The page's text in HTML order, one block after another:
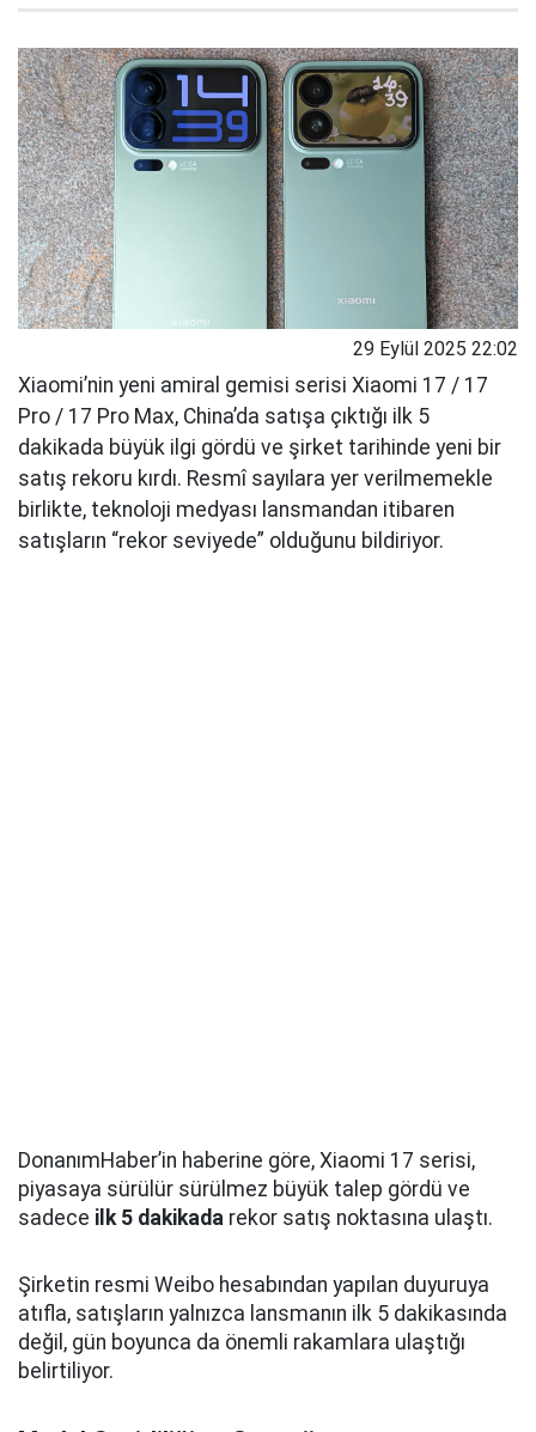
29 Eylül 2025 22:02
Xiaomi’nin yeni amiral gemisi serisi Xiaomi 17 / 17
Pro / 17 Pro Max, China’da satışa çıktığı ilk 5
dakikada büyük ilgi gördü ve şirket tarihinde yeni bir
satış rekoru kırdı. Resmî sayılara yer verilmemekle
birlikte, teknoloji medyası lansmandan itibaren
satışların “rekor seviyede” olduğunu bildiriyor.
DonanımHaber’in haberine göre, Xiaomi 17 serisi,
piyasaya sürülür sürülmez büyük talep gördü ve
sadece ilk 5 dakikada rekor satış noktasına ulaştı.
Şirketin resmi Weibo hesabından yapılan duyuruya
atıfla, satışların yalnızca lansmanın ilk 5 dakikasında
değil, gün boyunca da önemli rakamlara ulaştığı
belirtiliyor.